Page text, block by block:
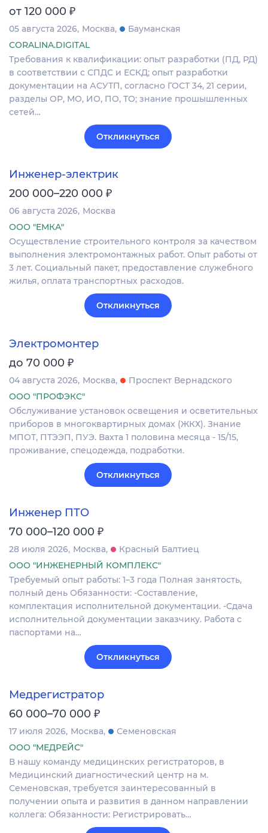
от 120 000 ₽
05 августа 2026 Москва
Бауманская
CORALINA.DIGITAL
Требования к квалификации: опыт разработки (ПД, РД)
в соответствии с СПДС и ЕСКД; опыт разработки
документации на АСУТП, согласно ГОСТ 34, 21 серии,
разделы ОР, МО, ИО, ПО, ТО; знание прошышленных
сетей…
Откликнуться
Инженер-электрик
200 000–220 000 ₽
06 августа 2026 Москва
ООО "ЕМКА"
Осуществление строительного контроля за качеством
выполнения электромонтажных работ. Опыт работы от
3 лет. Социальный пакет, предоставление служебного
жилья, оплата транспортных расходов.
Откликнуться
Электромонтер
до 70 000 ₽
04 августа 2026 Москва
Проспект Вернадского
ООО "ПРОФЭКС"
Обслуживание установок освещения и осветительных
приборов в многоквартирных домах (ЖКХ). Знание
МПОТ, ПТЭЭП, ПУЭ. Вахта 1 половина месяца - 15/15,
проживание, спецодежда, подработки.
Откликнуться
Инженер ПТО
70 000–120 000 ₽
28 июля 2026 Москва
Красный Балтиец
ООО "ИНЖЕНЕРНЫЙ КОМПЛЕКС"
Требуемый опыт работы: 1–3 года Полная занятость,
полный день Обязанности: -Составление,
комплектация исполнительной документации. -Сдача
исполнительной документации заказчику. Работа с
паспортами на…
Откликнуться
Медрегистратор
60 000–70 000 ₽
17 июля 2026 Москва
Семеновская
ООО "МЕДРЕЙС"
В нашу команду медицинских регистраторов, в
Медицинский диагностический центр на м.
Семеновская, требуется заинтересованный в
получении опыта и развития в данном направлении
коллега: Обязанности: Регистрировать…